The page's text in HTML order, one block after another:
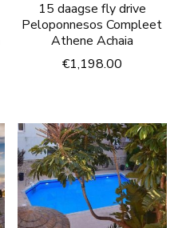
15 daagse fly drive
Peloponnesos Compleet
Athene Achaia
€1,198.00